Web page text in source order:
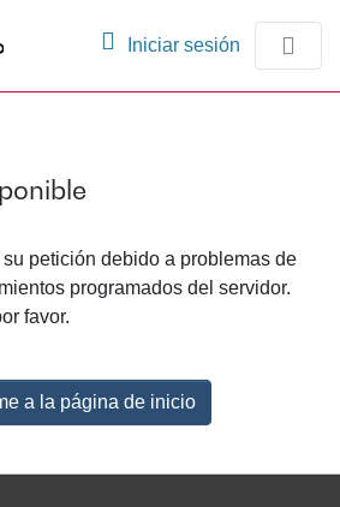
Iniciar sesión (current)
petición debido a problemas de
programados del servidor.
favor.
a la página de inicio